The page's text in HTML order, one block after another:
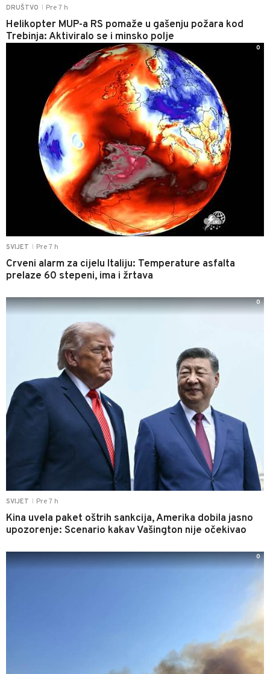
DRUŠTVO Pre 7 h
Helikopter MUP-a RS pomaže u gašenju požara kod
Trebinja: Aktiviralo se i minsko polje
SVIJET Pre 7 h
Crveni alarm za cijelu Italiju: Temperature asfalta
prelaze 60 stepeni, ima i žrtava
0
SVIJET Pre 7 h
Kina uvela paket oštrih sankcija, Amerika dobila jasno
upozorenje: Scenario kakav Vašington nije očekivao
0
0